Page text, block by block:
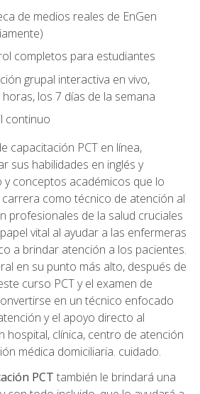
de medios reales de EnGen
completos para estudiantes
grupal interactiva en vivo,
los 7 días de la semana
continuo
capacitación PCT en línea,
sus habilidades en inglés y
conceptos académicos que lo
como técnico de atención al
profesionales de la salud cruciales
vital al ayudar a las enfermeras
a brindar atención a los pacientes.
en su punto más alto, después de
curso PCT y el examen de
en un técnico enfocado
y el apoyo directo al
hospital, clínica, centro de atención
médica domiciliaria. cuidado.
PCT también le brindará una